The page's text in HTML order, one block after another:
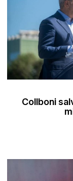
Collboni